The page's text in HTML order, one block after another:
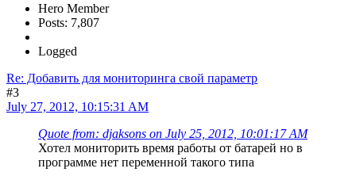
Hero Member
Posts: 7,807
Logged
Re: Добавить для мониторинга свой параметр
#3
July 27, 2012, 10:15:31 AM
Quote from: djaksons on July 25, 2012, 10:01:17 AM
Хотел мониторить время работы от батарей но в
программе нет переменной такого типа